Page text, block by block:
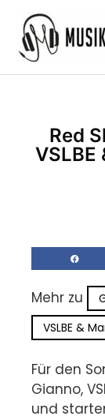
Inhalt
springen
Red
VSLBE
Mehr zu
VSLBE &
Für den
Gianno,
und